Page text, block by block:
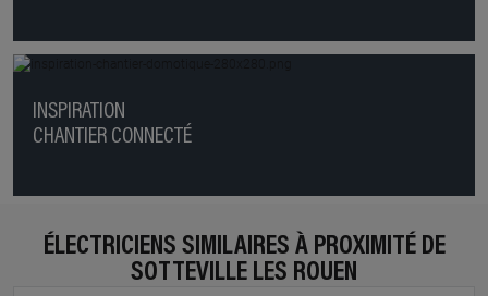
INSPIRATION
CHANTIER CONNECTÉ
ÉLECTRICIENS SIMILAIRES À PROXIMITÉ DE
SOTTEVILLE LES ROUEN